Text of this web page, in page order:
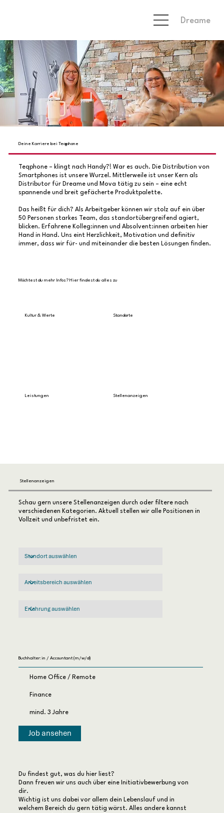
Dreame
Deine Karriere bei Teqphone
Teqphone – klingt nach Handy?! War es auch. Die Distribution von
Smartphones ist unsere Wurzel. Mittlerweile ist unser Kern als
Distributor für Dreame und Mova tätig zu sein – eine echt
spannende und breit gefächerte Produktpalette.
Das heißt für dich? Als Arbeitgeber können wir stolz auf ein über
50 Personen starkes Team, das standortübergreifend agiert,
blicken. Erfahrene Kolleg:innen und Absolvent:innen arbeiten hier
Hand in Hand. Uns eint Herzlichkeit, Motivation und definitiv
immer, dass wir für- und miteinander die besten Lösungen finden.
Möchtest du mehr Infos? Hier findest du alles zu
Kultur & Werte Standorte
Leistungen Stellenanzeigen
Stellenanzeigen
Schau gern unsere Stellenanzeigen durch oder filtere nach
verschiedenen Kategorien. Aktuell stellen wir alle Positionen in
Vollzeit und unbefristet ein.
Buchhalter:in / Accountant (m/w/d)
Home Office / Remote
Finance
mind. 3 Jahre
Job ansehen
Du findest gut, was du hier liest?
Dann freuen wir uns auch über eine Initiativbewerbung von
dir.
Wichtig ist uns dabei vor allem dein Lebenslauf und in
welchem Bereich du gern tätig wärst. Alles andere kannst